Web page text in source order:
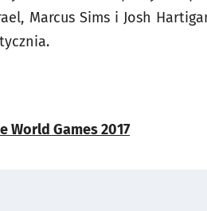
Marcus Sims i Josh
World Games 2017